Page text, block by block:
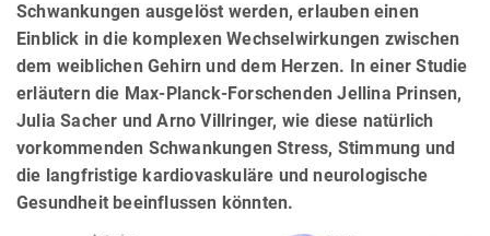
Schwankungen ausgelöst werden, erlauben einen
Einblick in die komplexen Wechselwirkungen zwischen
dem weiblichen Gehirn und dem Herzen. In einer Studie
erläutern die Max-Planck-Forschenden Jellina Prinsen,
Julia Sacher und Arno Villringer, wie diese natürlich
vorkommenden Schwankungen Stress, Stimmung und
die langfristige kardiovaskuläre und neurologische
Gesundheit beeinflussen könnten.